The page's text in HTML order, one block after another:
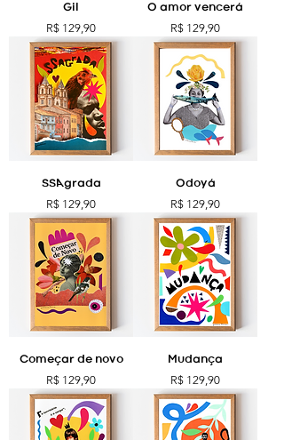
Gil
Preço
R$ 129,90
O amor vencerá
Preço
R$ 129,90
SSAgrada
Preço
R$ 129,90
Odoyá
Preço
R$ 129,90
Começar de novo
Preço
R$ 129,90
Mudança
Preço
R$ 129,90